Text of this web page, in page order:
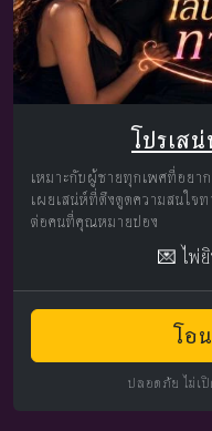
โปรเส
เหมาะกับผู้ชายทุกเพศที่อยา
เผยเสน่ห์ที่ดึงดูดความสนใจ
ต่อคนที่คุณหมายปอง
💌 ไพ่
โอ
ปลอดภัย ไม่เ